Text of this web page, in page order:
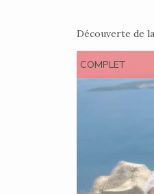
Découverte de
COMPLET